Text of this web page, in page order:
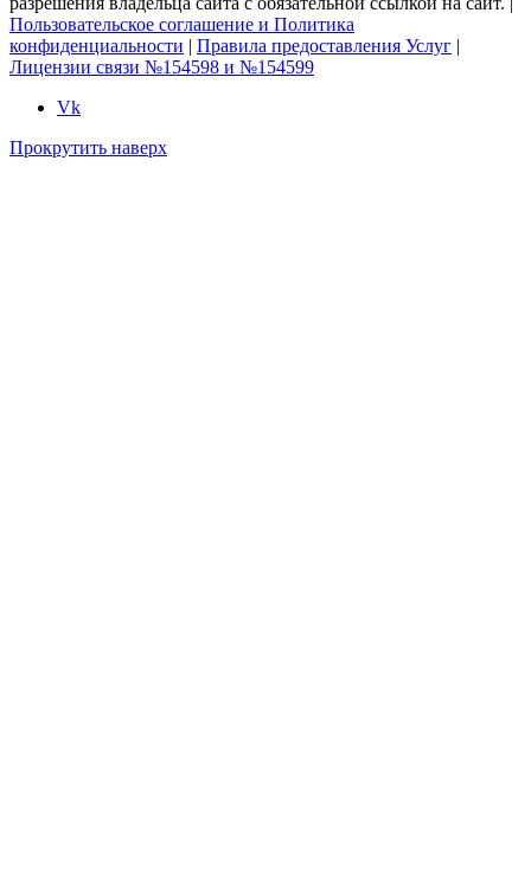
Пользовательское соглашение и Политика
конфиденциальности | Правила предоставления Услуг |
Лицензии связи №154598 и №154599
Vk
Прокрутить наверх